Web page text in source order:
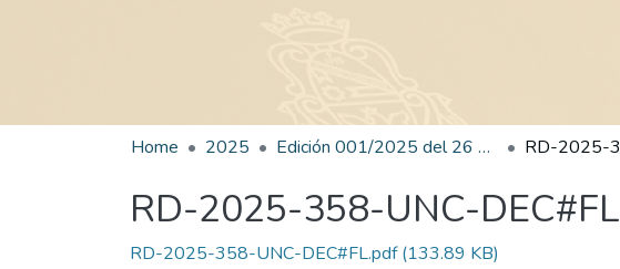
Home 2025 Edición 001/2025 del 26 de mayo de 2025
RD-2025-358-UNC-DEC#FL
RD-2025-358-UNC-DEC#FL.pdf(133.89 KB)